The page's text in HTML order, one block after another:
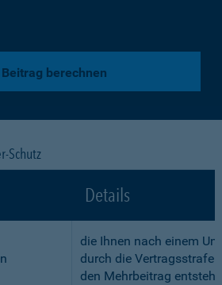
Beitrag berechnen
Schutz
Details
die Ihnen nach einem
durch die Vertragsstrafe
den Mehrbeitrag